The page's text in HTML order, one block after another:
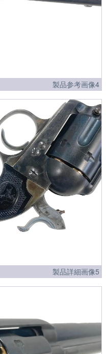
製品参考画像4
製品詳細画像5